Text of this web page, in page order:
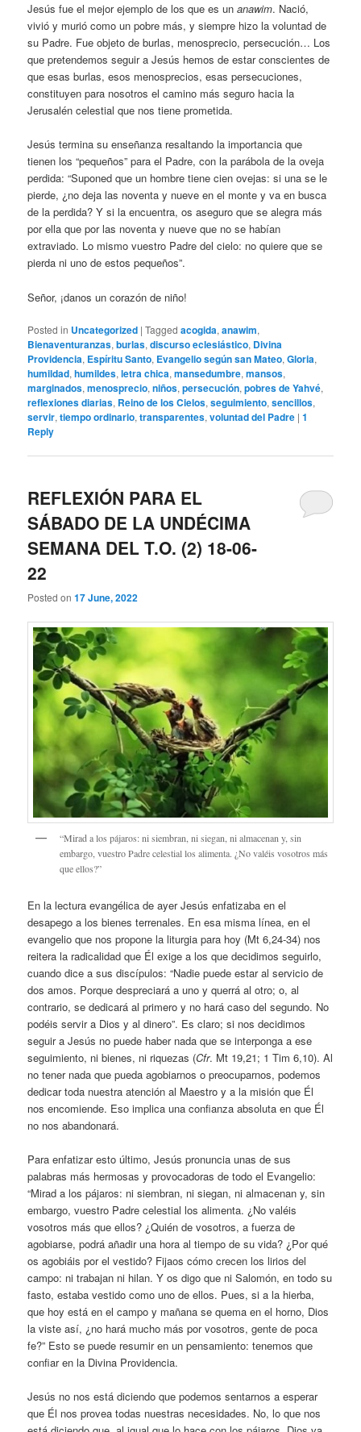
Jesús fue el mejor ejemplo de los que es unanawim. Nació,
vivió y murió como un pobre más, y siempre hizo la voluntad de
su Padre. Fue objeto de burlas, menosprecio, persecución… Los
que pretendemos seguir a Jesús hemos de estar conscientes de
que esas burlas, esos menosprecios, esas persecuciones,
constituyen para nosotros el camino más seguro hacia la
Jerusalén celestial que nos tiene prometida.
Jesús termina su enseñanza resaltando la importancia que
tienen los “pequeños” para el Padre, con la parábola de la oveja
perdida: “Suponed que un hombre tiene cien ovejas: si una se le
pierde, ¿no deja las noventa y nueve en el monte y va en busca
de la perdida? Y si la encuentra, os aseguro que se alegra más
por ella que por las noventa y nueve que no se habían
extraviado. Lo mismo vuestro Padre del cielo: no quiere que se
pierda ni uno de estos pequeños”.
Señor, ¡danos un corazón de niño!
Posted in Uncategorized |Tagged acogida,anawim,
Bienaventuranzas,burlas,discurso eclesiástico, Divina
Providencia, Espíritu Santo, Evangelio según san Mateo,Gloria,
humildad,humildes,letra chica,mansedumbre,mansos,
marginados,menosprecio,niños,persecución,pobres de Yahvé,
reflexiones diarias, Reino de los Cielos,seguimiento,sencillos,
servir,tiempo ordinario,transparentes,voluntad del Padre |1
Reply
REFLEXIÓN PARA EL
SÁBADO DE LA UNDÉCIMA
SEMANA DEL T.O. (2) 18-06-
22
Posted on17 June, 2022
“Mirad a los pájaros: ni siembran, ni siegan, ni almacenan y, sin
embargo, vuestro Padre celestial los alimenta. ¿No valéis vosotros más
que ellos?”
En la lectura evangélica de ayer Jesús enfatizaba en el
desapego a los bienes terrenales. En esa misma línea, en el
evangelio que nos propone la liturgia para hoy (Mt 6,24-34) nos
reitera la radicalidad que Él exige a los que decidimos seguirlo,
cuando dice a sus discípulos: “Nadie puede estar al servicio de
dos amos. Porque despreciará a uno y querrá al otro; o, al
contrario, se dedicará al primero y no hará caso del segundo. No
podéis servir a Dios y al dinero”. Es claro; si nos decidimos
seguir a Jesús no puede haber nada que se interponga a ese
seguimiento, ni bienes, ni riquezas (Cfr. Mt 19,21; 1 Tim 6,10). Al
no tener nada que pueda agobiarnos o preocuparnos, podemos
dedicar toda nuestra atención al Maestro y a la misión que Él
nos encomiende. Eso implica una confianza absoluta en que Él
no nos abandonará.
Para enfatizar esto último, Jesús pronuncia unas de sus
palabras más hermosas y provocadoras de todo el Evangelio:
“Mirad a los pájaros: ni siembran, ni siegan, ni almacenan y, sin
embargo, vuestro Padre celestial los alimenta. ¿No valéis
vosotros más que ellos? ¿Quién de vosotros, a fuerza de
agobiarse, podrá añadir una hora al tiempo de su vida? ¿Por qué
os agobiáis por el vestido? Fijaos cómo crecen los lirios del
campo: ni trabajan ni hilan. Y os digo que ni Salomón, en todo su
fasto, estaba vestido como uno de ellos. Pues, si a la hierba,
que hoy está en el campo y mañana se quema en el horno, Dios
la viste así, ¿no hará mucho más por vosotros, gente de poca
fe?” Esto se puede resumir en un pensamiento: tenemos que
confiar en la Divina Providencia.
Jesús no nos está diciendo que podemos sentarnos a esperar
que Él nos provea todas nuestras necesidades. No, lo que nos